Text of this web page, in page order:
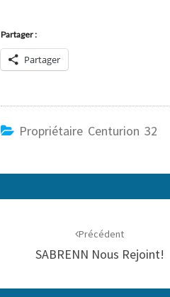
Partager :
Partager
Propriétaire Centurion 32
Précédent
SABRENN Nous Rejoint!